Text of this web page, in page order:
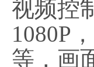
视频控
1080P
等，画